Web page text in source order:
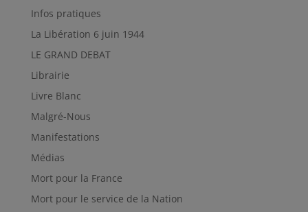
Infos pratiques
La Libération 6 juin 1944
LE GRAND DEBAT
Librairie
Livre Blanc
Malgré-Nous
Manifestations
Médias
Mort pour la France
Mort pour le service de la Nation